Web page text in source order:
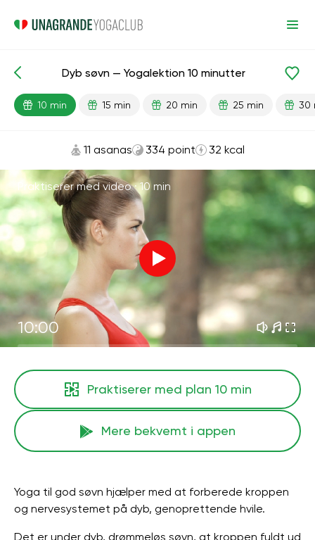
Færdiglavede lektioner Drøm
Dyb søvn — Yogalektion 10 minutter
10 min 15 min 20 min 25 min 30
11 asanas 334 point 32 kcal
Praktiserer med video ·10 min
10:00
Praktiserer med plan 10 min
Mere bekvemt i appen
Yoga til god søvn hjælper med at forberede kroppen
og nervesystemet på dyb, genoprettende hvile.
Det er under dyb, drømmeløs søvn, at kroppen fuldt ud